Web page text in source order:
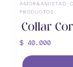
AMOR&AMISTAD ·
PRODUCTOS
Collar
$ 40.000